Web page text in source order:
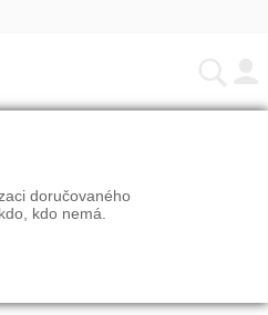
doručovaného
kdo nemá.